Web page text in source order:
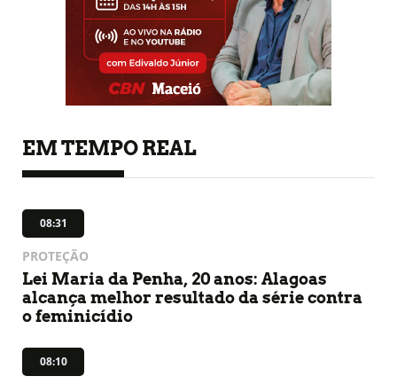
EM TEMPO REAL
08:31
PROTEÇÃO
Lei Maria da Penha, 20 anos: Alagoas
alcança melhor resultado da série contra
o feminicídio
08:10